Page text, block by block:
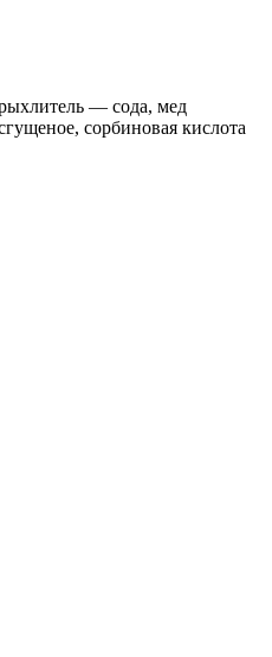
— сода, мед
сорбиновая кислота